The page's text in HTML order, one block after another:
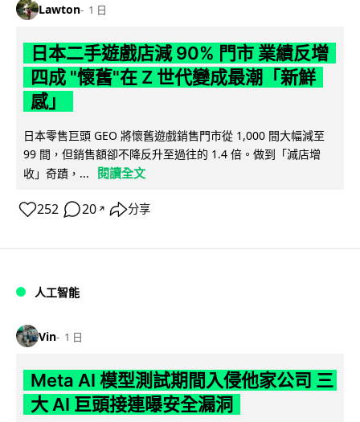
Lawton 1 日
日本二手遊戲店減 90% 門市 業績反增
四成 "懷舊"在 Z 世代變成最潮「新鮮
感」
日本零售巨頭 GEO 將懷舊遊戲銷售門市從 1,000 間大幅減至
99 間，但銷售額卻不降反升至過往的 1.4 倍。做到「減店增
收」奇蹟，...
閱讀全文
252 20 ↗ 分享
人工智能
Vin 1 日
Meta AI 模型測試期間入侵他家公司 三
大 AI 巨頭接連曝安全漏洞